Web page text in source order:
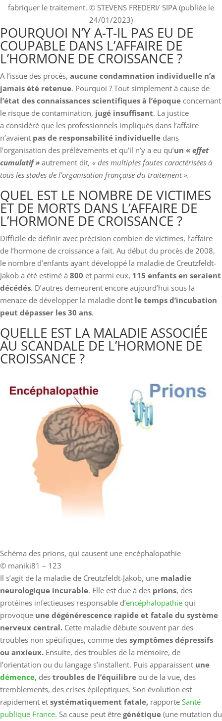
fabriquer le traitement. © STEVENS FREDERI/ SIPA (publiée le
24/01/2023)
POURQUOI N’Y A-T-IL PAS EU DE
COUPABLE DANS L’AFFAIRE DE
L’HORMONE DE CROISSANCE ?
A l’issue des procès, aucune condamnation individuelle n’a
jamais été retenue. Pourquoi ? Tout simplement à cause de
l’état des connaissances scientifiques à l’époque concernant
le risque de contamination, jugé insuffisant. La justice
a considéré que les professionnels impliqués dans l’affaire
n’avaient pas de responsabilité individuelle dans
l’organisation des prélèvements et qu’il n’y a eu qu’un « effet
cumulatif » autrement dit, « des multiples fautes caractérisées à
tous les stades de l’organisation française du traitement ».
QUEL EST LE NOMBRE DE VICTIMES
ET DE MORTS DANS L’AFFAIRE DE
L’HORMONE DE CROISSANCE ?
Difficile de définir avec précision combien de victimes, l’affaire
de l’hormone de croissance a fait. Au début du procès de 2008,
le nombre d’enfants ayant développé la maladie de Creutzfeldt-
Jakob a été estimé à 800 et parmi eux, 115 enfants en seraient
décédés. D’autres demeurent encore aujourd’hui sous la
menace de développer la maladie dont le temps d’incubation
peut dépasser les 30 ans.
QUELLE EST LA MALADIE ASSOCIÉE
AU SCANDALE DE L’HORMONE DE
CROISSANCE ?
Schéma des prions, qui causent une encéphalopathie
© maniki81 – 123
Il s’agit de la maladie de Creutzfeldt-Jakob, une maladie
neurologique incurable. Elle est due à des prions, des
protéines infectieuses responsable d’encéphalopathie qui
provoque une dégénérescence rapide et fatale du système
nerveux central. Cette maladie débute souvent par des
troubles non spécifiques, comme des symptômes dépressifs
ou anxieux. Ensuite, des troubles de la mémoire, de
l’orientation ou du langage s’installent. Puis apparaissent une
démence, des troubles de l’équilibre ou de la vue, des
tremblements, des crises épileptiques. Son évolution est
rapidement et systématiquement fatale, rapporte Santé
publique France. Sa cause peut être génétique (une mutation du